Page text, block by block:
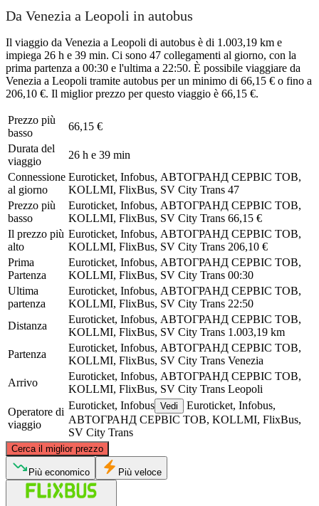
Da Venezia a Leopoli in autobus
Il viaggio da Venezia a Leopoli di autobus è di 1.003,19 km e
impiega 26 h e 39 min. Ci sono 47 collegamenti al giorno, con la
prima partenza a 00:30 e l'ultima a 22:50. È possibile viaggiare da
Venezia a Leopoli tramite autobus per un minimo di 66,15 € o fino a
206,10 €. Il miglior prezzo per questo viaggio è 66,15 €.
Prezzo più
basso
66,15 €
Durata del
viaggio
26 h e 39 min
Connessione
al giorno
Euroticket, Infobus, АВТОГРАНД СЕРВІС ТОВ,
KOLLMI, FlixBus, SV City Trans 47
Prezzo più
basso
Euroticket, Infobus, АВТОГРАНД СЕРВІС ТОВ,
KOLLMI, FlixBus, SV City Trans 66,15 €
Il prezzo più
alto
Euroticket, Infobus, АВТОГРАНД СЕРВІС ТОВ,
KOLLMI, FlixBus, SV City Trans 206,10 €
Prima
Partenza
Euroticket, Infobus, АВТОГРАНД СЕРВІС ТОВ,
KOLLMI, FlixBus, SV City Trans 00:30
Ultima
partenza
Euroticket, Infobus, АВТОГРАНД СЕРВІС ТОВ,
KOLLMI, FlixBus, SV City Trans 22:50
Distanza
Euroticket, Infobus, АВТОГРАНД СЕРВІС ТОВ,
KOLLMI, FlixBus, SV City Trans 1.003,19 km
Partenza
Euroticket, Infobus, АВТОГРАНД СЕРВІС ТОВ,
KOLLMI, FlixBus, SV City Trans Venezia
Arrivo
Euroticket, Infobus, АВТОГРАНД СЕРВІС ТОВ,
KOLLMI, FlixBus, SV City Trans Leopoli
Operatore di
viaggio
Euroticket, Infobus Vedi
Euroticket, Infobus,
АВТОГРАНД СЕРВІС ТОВ, KOLLMI, FlixBus,
SV City Trans
Cerca il miglior prezzo
Più economico Più veloce